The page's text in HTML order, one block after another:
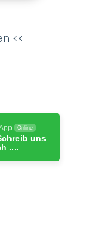
<<
Online
uns
....